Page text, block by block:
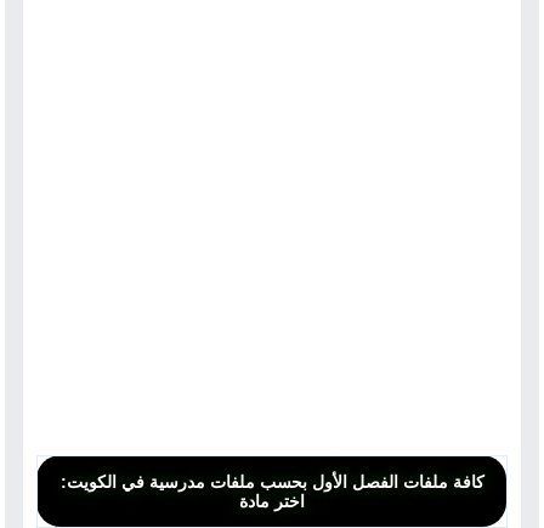
كافة ملفات الفصل الأول بحسب ملفات مدرسية في الكويت:
اختر مادة